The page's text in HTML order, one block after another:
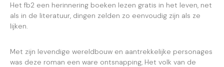
Het fb2 een herinnering boeken lezen gratis in het leven, net
als in de literatuur, dingen zelden zo eenvoudig zijn als ze
lijken.
Met zijn levendige wereldbouw en aantrekkelijke personages
was deze roman een ware ontsnapping, Het volk van de